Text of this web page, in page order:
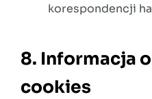
korespondencji
8. Informacja
cookies